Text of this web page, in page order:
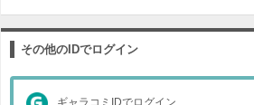
その他のIDでログイン
ギャラコミIDでログイン